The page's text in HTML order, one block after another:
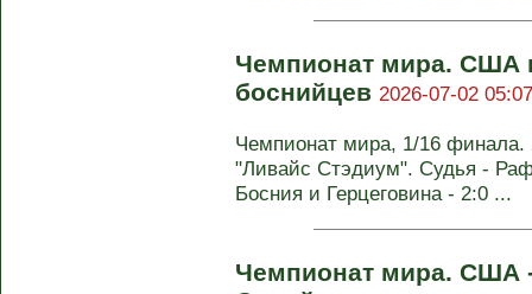
Чемпионат мира. США
боснийцев 2026-07-02
Чемпионат мира, 1/16
"Ливайс Стэдиум". Судья -
Босния и Герцеговина - 2:0 ...
Чемпионат мира. США